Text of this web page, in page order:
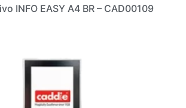
INFO EASY A4 BR – CAD00109